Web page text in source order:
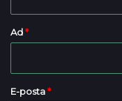
Ad*
E-posta*